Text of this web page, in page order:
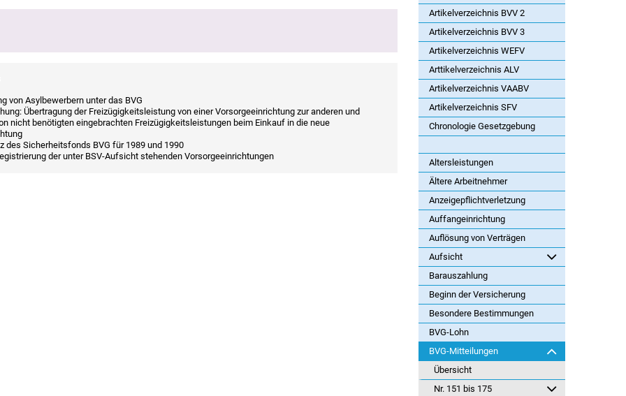
von Asylbewerbern unter das BVG
Übertragung der Freizügigkeitsleistung von einer Vorsorgeeinrichtung zur anderen und
nicht benötigten eingebrachten Freizügigkeitsleistungen beim Einkauf in die neue
des Sicherheitsfonds BVG für 1989 und 1990
der unter BSV-Aufsicht stehenden Vorsorgeeinrichtungen
Artikelverzeichnis BVV 2
Artikelverzeichnis BVV 3
Artikelverzeichnis WEFV
Arttikelverzeichnis ALV
Artikelverzeichnis VAABV
Artikelverzeichnis SFV
Chronologie Gesetzgebung
Altersleistungen
Ältere Arbeitnehmer
Anzeigepflichtverletzung
Auffangeinrichtung
Auflösung von Verträgen
Aufsicht
Barauszahlung
Beginn der Versicherung
Besondere Bestimmungen
BVG-Lohn
BVG-Mitteilungen
Übersicht
Nr. 151 bis 175